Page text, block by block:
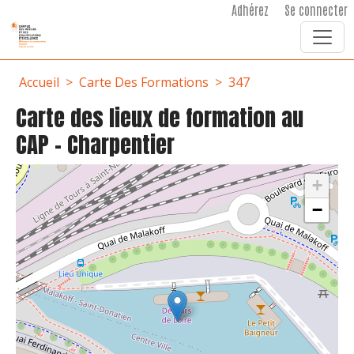
Adhérez Se connecter
Fil d'Ariane
Accueil Carte Des Formations 347
Carte des lieux de formation au
CAP - Charpentier
+
−